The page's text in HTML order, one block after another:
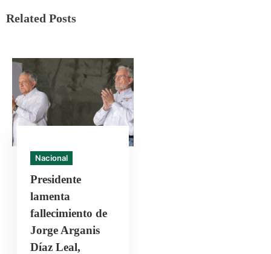
Related Posts
Nacional
Presidente
lamenta
fallecimiento de
Jorge Arganis
Díaz Leal,